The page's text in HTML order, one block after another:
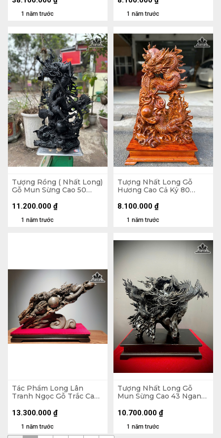
1 năm trước 1 năm trước
Tượng Rồng ( Nhất Long)
Gỗ Mun Sừng Cao 50
1 năm trước
11.200.000 ₫
Tượng Nhất Long Gỗ
Hương Cao Cả Kỷ 80
Kỷ Cao 10
1 năm trước
8.100.000 ₫
Tác Phẩm Long Lân
Tranh Ngọc Gỗ Trắc Cao
1 năm trước
13.300.000 ₫
Tượng Nhất Long Gỗ
Mun Sừng Cao 43 Ngang
1 năm trước
10.700.000 ₫